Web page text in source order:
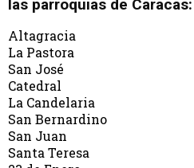
las parroquias de Caracas:
Altagracia
La Pastora
San José
Catedral
La Candelaria
San Bernardino
San Juan
Santa Teresa